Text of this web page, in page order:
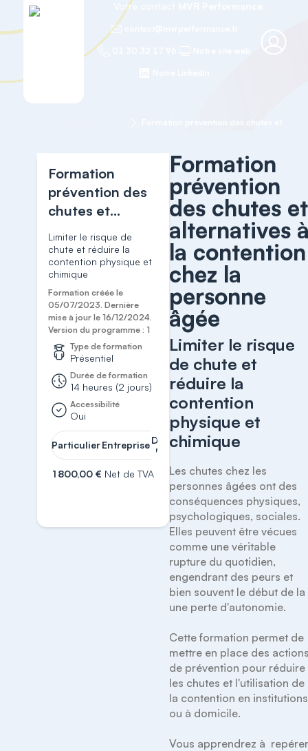
Votre contact
Formation
prévention des
chutes et
alternatives à la
contention chez
la personne
âgée
Limiter le risque de
chute et réduire la
contention physique et
chimique
Formation créée le
05/07/2023. Dernière
mise à jour le 16/12/2024.
Version du programme : 1
Type de formation
Présentiel
Durée de formation
14 heures (2 jours)
Accessibilité
Oui
ParticulierEntrepriseDemander
un devis
1 800,00 € Net de TVA
Formation
prévention
des chutes et
alternatives
la contention
chez la
personne
âgée
Limiter le risque
de chute et
réduire la
contention
physique et
chimique
Les chutes chez les
personnes âgées ont des
conséquences physiques,
psychologiques, sociales.
Elles peuvent être vécues
comme une véritable
rupture du quotidien,
engendrant des peurs et
bien souvent le début de la
une perte d'autonomie.
Cette formation permet de
mettre en place des
de prévention pour réduire
les chutes et l'utilisation de
la contention en institutions
ou à domicile.
Vous apprendrez à